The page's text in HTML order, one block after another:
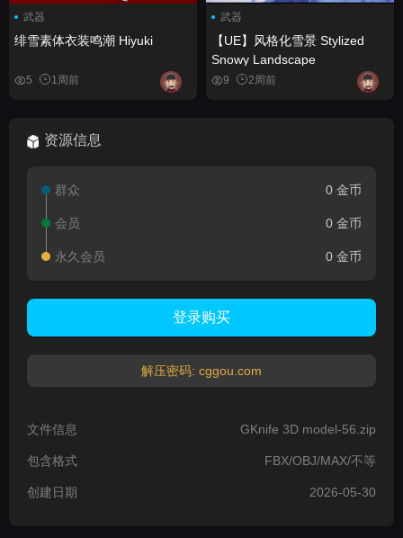
武器
绯雪素体衣装鸣潮 Hiyuki
5 1周前
武器
【UE】风格化雪景 Stylized
Snowy Landscape
9 2周前
资源信息
群众 0 金币
会员 0 金币
永久会员 0 金币
登录购买
解压密码: cggou.com
文件信息 GKnife 3D model-56.zip
包含格式 FBX/OBJ/MAX/不等
创建日期 2026-05-30